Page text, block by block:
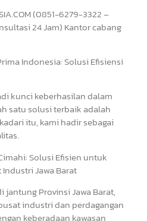
(0851-6279-3322 –
24 Jam) Kantor cabang
Indonesia: Solusi Efisiensi
kunci keberhasilan dalam
satu solusi terbaik adalah
itu, kami hadir sebagai
Solusi Efisien untuk
Jawa Barat
Provinsi Jawa Barat,
industri dan perdagangan
keberadaan kawasan